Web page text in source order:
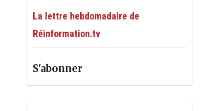
La lettre hebdomadaire de
Réinformation.tv
S'abonner